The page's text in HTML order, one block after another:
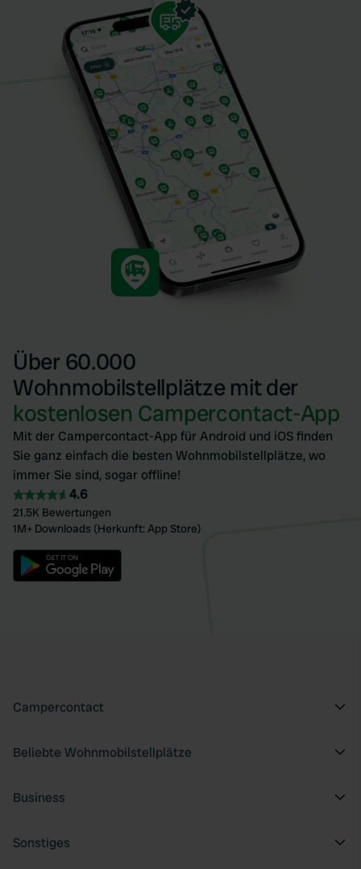
Über 60.000
Wohnmobilstellplätze mit der
kostenlosen Campercontact-App
Mit der Campercontact-App für Android und iOS finden
Sie ganz einfach die besten Wohnmobilstellplätze, wo
immer Sie sind, sogar offline!
4.6
21.5K Bewertungen
1M+ Downloads (Herkunft: App Store)
Campercontact
Beliebte Wohnmobilstellplätze
Business
Sonstiges